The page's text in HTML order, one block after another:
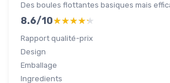
Des boules flottantes basiques mais
8.6/10★★★★★
★★★★★
Rapport qualité-prix
Design
Emballage
Ingredients